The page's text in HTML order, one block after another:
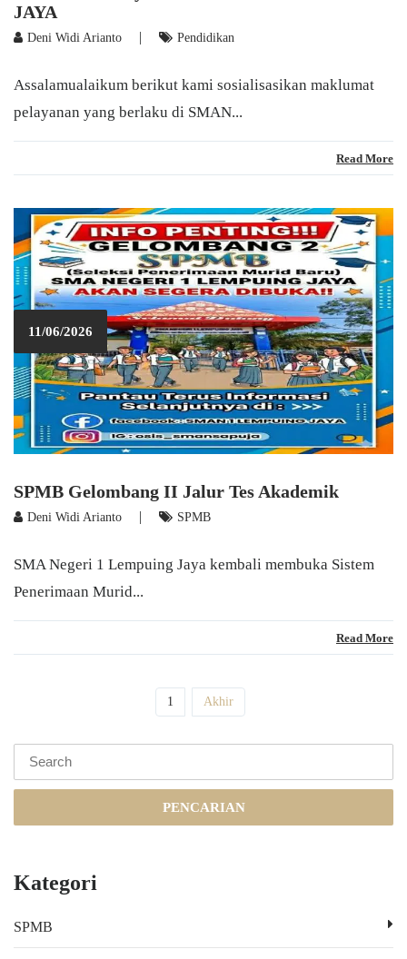
JAYA
Deni Widi Arianto | Pendidikan
Assalamualaikum berikut kami sosialisasikan maklumat
pelayanan yang berlaku di SMAN...
Read More
11/06/2026
SPMB Gelombang II Jalur Tes Akademik
Deni Widi Arianto | SPMB
SMA Negeri 1 Lempuing Jaya kembali membuka Sistem
Penerimaan Murid...
Read More
1 (current)Akhir
PENCARIAN
Kategori
SPMB